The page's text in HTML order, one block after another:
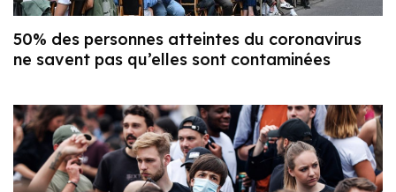
50% des personnes atteintes du coronavirus
ne savent pas qu’elles sont contaminées